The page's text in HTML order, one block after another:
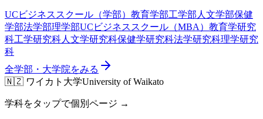
UCビジネススクール（学部） 教育学部工学部 人文学部保健
学部法学部理学部UCビジネススクール（MBA） 教育学研究
科工学研究科人文学研究科保健学研究科法学研究科理学研究
科
全学部・大学院をみる
🇳🇿 ワイカト大学University of Waikato
学科をタップで個別ページ →